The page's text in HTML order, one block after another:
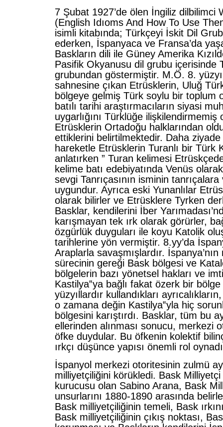
7 Şubat 1927’de ölen İngiliz dilbilimci
(English Idıoms And How To Use
isimli kitabında; Türkçeyi İskit Dil
ederken, İspanyaca ve Fransa’da
Baskların dili ile Güney Amerika
Pasifik Okyanusu dil grubu içerisinde
grubundan göstermiştir. M.Ö. 8.
sahnesine çıkan Etrüsklerin, Uluğ
bölgeye gelmiş Türk soylu bir toplum
batılı tarihi araştırmacıların siyasi
uygarlığını Türklüğe ilişkilendirmemiş
Etrüsklerin Ortadoğu halklarından
ettiklerini belirtilmektedir. Daha
hareketle Etrüsklerin Turanlı bir Türk
anlatırken ” Turan kelimesi
kelime batı edebiyatında Venüs
sevgi Tanrıçasının isminin
uygundur. Ayrıca eski Yunanlılar
olarak bilirler ve Etrüsklere Tyrken
Basklar, kendilerini İber
karışmayan tek ırk olarak görürler,
özgürlük duyguları ile koyu Katolik
tarihlerine yön vermiştir. 8.yy’da
Araplarla savaşmışlardır.
sürecinin gereği Bask bölgesi ve
bölgelerin bazı yönetsel hakları ve
Kastilya‟ya bağlı fakat özerk bir
yüzyıllardır kullandıkları
o zamana değin Kastilya‟yla hiç
bölgesini karıştırdı. Basklar, tüm bu
ellerinden alınması sonucu, merkezi
öfke duydular. Bu öfkenin kolektif
ırkçı düşünce yapısı önemli rol
İspanyol merkezi otoritesinin zulmü
milliyetçiliğini körükledi. Bask
kurucusu olan Sabino Arana, Bask
unsurlarını 1880-1890 arasında
Bask milliyetçiliğinin temeli, Bask
Bask milliyetçiliğinin çıkış noktası,